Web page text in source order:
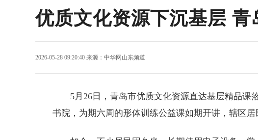
优质文化资源下沉基层
2026-05-28 09:20:40 来源： 中华网山东频道
5月26日， 青岛市优质文化资源直达基层精品课
书院，为期六周的形体训练公益课如期开讲，辖区居